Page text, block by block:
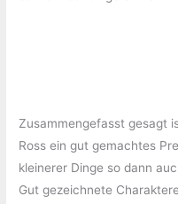
Zusammengefasst gesagt
Ross ein gut gemachtes
kleinerer Dinge so dann
Gut gezeichnete